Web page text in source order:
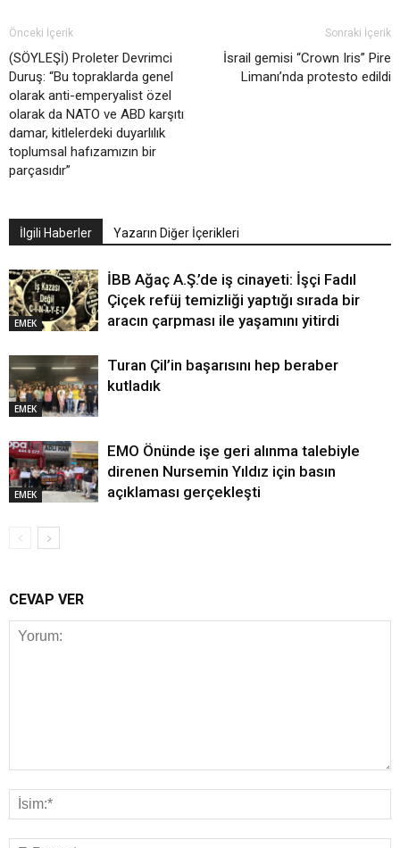
Önceki İçerik
(SÖYLEŞİ) Proleter Devrimci
Duruş: “Bu topraklarda genel
olarak anti-emperyalist özel
olarak da NATO ve ABD karşıtı
damar, kitlelerdeki duyarlılık
toplumsal hafızamızın bir
parçasıdır”
Sonraki İçerik
İsrail gemisi “Crown Iris” Pire
Limanı’nda protesto edildi
İlgili Haberler Yazarın Diğer İçerikleri
EMEK
İBB Ağaç A.Ş.’de iş cinayeti: İşçi Fadıl
Çiçek refüj temizliği yaptığı sırada bir
aracın çarpması ile yaşamını yitirdi
EMEK
Turan Çil’in başarısını hep beraber
kutladık
EMEK
EMO Önünde işe geri alınma talebiyle
direnen Nursemin Yıldız için basın
açıklaması gerçekleşti
CEVAP VER